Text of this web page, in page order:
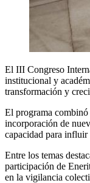
El III Congreso
institucional y
transformación y
El programa combinó
incorporación de
capacidad para influir
Entre los temas
participación de
en la vigilancia